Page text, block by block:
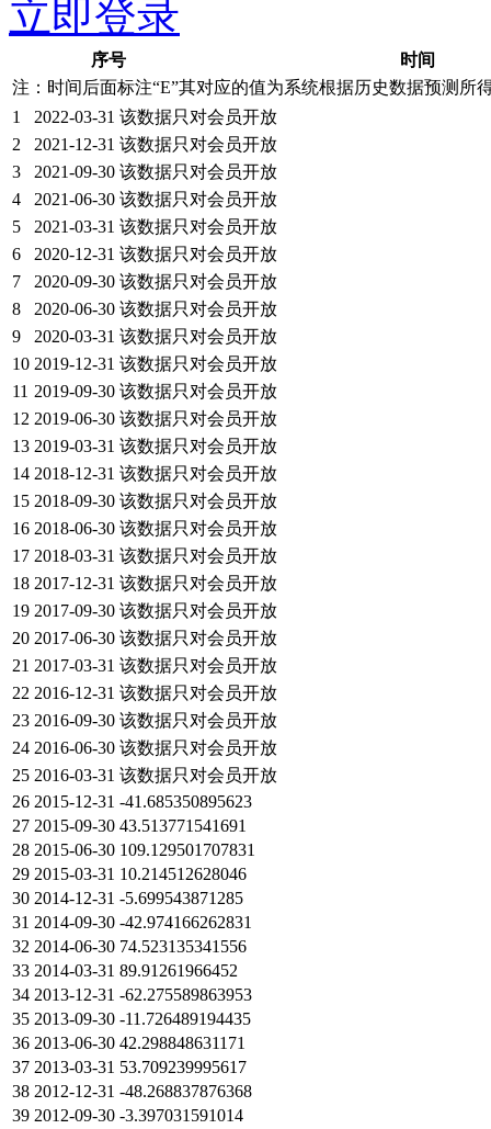
立即登录
序号
时间
注：时间后面标注“E”其对应的值为系统根据历史数据预测所
1
2022-03-31 该数据只对会员开放
2
2021-12-31 该数据只对会员开放
3
2021-09-30 该数据只对会员开放
4
2021-06-30 该数据只对会员开放
5
2021-03-31 该数据只对会员开放
6
2020-12-31 该数据只对会员开放
7
2020-09-30 该数据只对会员开放
8
2020-06-30 该数据只对会员开放
9
2020-03-31 该数据只对会员开放
10 2019-12-31 该数据只对会员开放
11 2019-09-30 该数据只对会员开放
12 2019-06-30 该数据只对会员开放
13 2019-03-31 该数据只对会员开放
14 2018-12-31 该数据只对会员开放
15 2018-09-30 该数据只对会员开放
16 2018-06-30 该数据只对会员开放
17 2018-03-31 该数据只对会员开放
18 2017-12-31 该数据只对会员开放
19 2017-09-30 该数据只对会员开放
20 2017-06-30 该数据只对会员开放
21 2017-03-31 该数据只对会员开放
22 2016-12-31 该数据只对会员开放
23 2016-09-30 该数据只对会员开放
24 2016-06-30 该数据只对会员开放
25 2016-03-31 该数据只对会员开放
26 2015-12-31 -41.685350895623
27 2015-09-30 43.513771541691
28 2015-06-30 109.129501707831
29 2015-03-31 10.214512628046
30 2014-12-31 -5.699543871285
31 2014-09-30 -42.974166262831
32 2014-06-30 74.523135341556
33 2014-03-31 89.91261966452
34 2013-12-31 -62.275589863953
35 2013-09-30 -11.726489194435
36 2013-06-30 42.298848631171
37 2013-03-31 53.709239995617
38 2012-12-31 -48.268837876368
39 2012-09-30 -3.397031591014